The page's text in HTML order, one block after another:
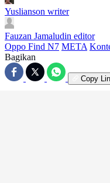
Yuslianson writer
Fauzan Jamaludin editor
Oppo Find N7 META
Bagikan
Copy